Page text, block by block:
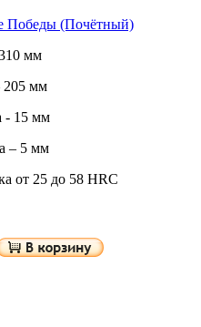
Победы (Почётный)
мм
205 мм
- 15 мм
– 5 мм
от 25 до 58 HRC